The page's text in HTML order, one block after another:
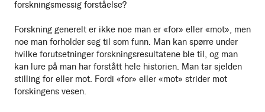
forskningsmessig forståelse?
Forskning generelt er ikke noe man er «for» eller «mot», men
noe man forholder seg til som funn. Man kan spørre under
hvilke forutsetninger forskningsresultatene ble til, og man
kan lure på man har forstått hele historien. Man tar sjelden
stilling for eller mot. Fordi «for» eller «mot» strider mot
forskingens vesen.